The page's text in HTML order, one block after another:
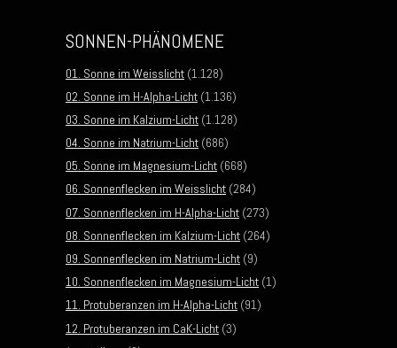
SONNEN-PHÄNOMENE
01. Sonne im Weisslicht (1.128)
02. Sonne im H-Alpha-Licht (1.136)
03. Sonne im Kalzium-Licht (1.128)
04. Sonne im Natrium-Licht (686)
05. Sonne im Magnesium-Licht (668)
06. Sonnenflecken im Weisslicht (284)
07. Sonnenflecken im H-Alpha-Licht (273)
08. Sonnenflecken im Kalzium-Licht (264)
09. Sonnenflecken im Natrium-Licht (9)
10. Sonnenflecken im Magnesium-Licht (1)
11. Protuberanzen im H-Alpha-Licht (91)
12. Protuberanzen im CaK-Licht (3)